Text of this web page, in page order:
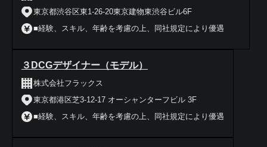
東京都渋谷区東1-26-20東京建物東渋谷ビル6F
■経験、スキル、年齢を考慮の上、同社規定により優遇
３DCGデザイナー（モデル）
株式会社フラックス
東京都港区芝3-12-17 オーシャンターフビル 3F
■経験、スキル、年齢を考慮の上、同社規定により優遇